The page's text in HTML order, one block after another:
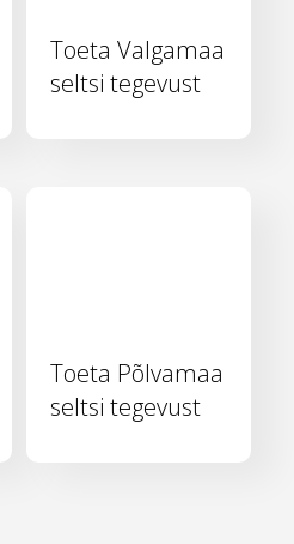
Toeta Valgamaa
seltsi tegevust
Toeta Põlvamaa
seltsi tegevust